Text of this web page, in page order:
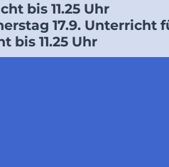
bis 11.25 Uhr
17.9. Unterricht
bis 11.25 Uhr